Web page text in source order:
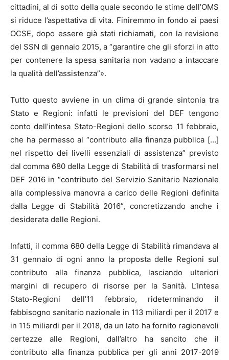
cittadini, al di sotto della quale secondo le stime dell’OMS
si riduce l’aspettativa di vita. Finiremmo in fondo ai paesi
OCSE, dopo essere già stati richiamati, con la revisione
del SSN di gennaio 2015, a “garantire che gli sforzi in atto
per contenere la spesa sanitaria non vadano a intaccare
la qualità dell’assistenza”».
Tutto questo avviene in un clima di grande sintonia tra
Stato e Regioni: infatti le previsioni del DEF tengono
conto dell’intesa Stato-Regioni dello scorso 11 febbraio,
che ha permesso al “contributo alla finanza pubblica […]
nel rispetto dei livelli essenziali di assistenza” previsto
dal comma 680 della Legge di Stabilità di trasformarsi nel
DEF 2016 in “contributo del Servizio Sanitario Nazionale
alla complessiva manovra a carico delle Regioni definita
dalla Legge di Stabilità 2016”, concretizzando anche i
desiderata delle Regioni.
Infatti, il comma 680 della Legge di Stabilità rimandava al
31 gennaio di ogni anno la proposta delle Regioni sul
contributo alla finanza pubblica, lasciando ulteriori
margini di recupero di risorse per la Sanità. L’Intesa
Stato-Regioni dell’11 febbraio, rideterminando il
fabbisogno sanitario nazionale in 113 miliardi per il 2017 e
in 115 miliardi per il 2018, da un lato ha fornito ragionevoli
certezze alle Regioni, dall’altro ha sancito che il
contributo alla finanza pubblica per gli anni 2017-2019